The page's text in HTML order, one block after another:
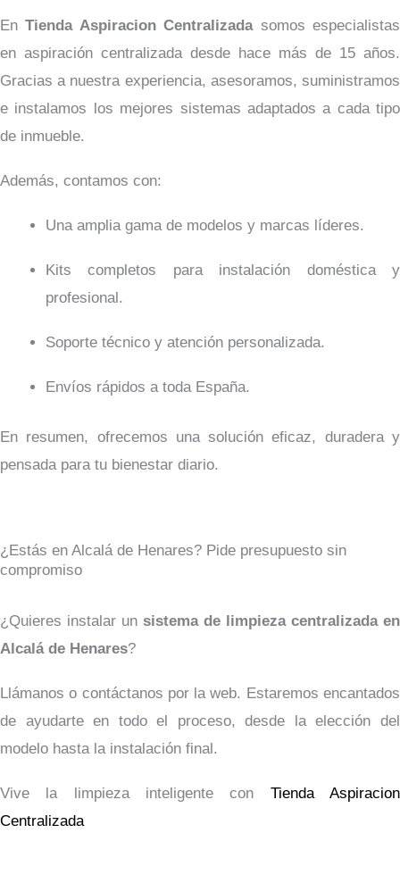
EnTienda Aspiracion Centralizadasomos especialistas
en aspiración centralizada desde hace más de 15 años.
Gracias a nuestra experiencia, asesoramos, suministramos
e instalamos los mejores sistemas adaptados a cada tipo
de inmueble.
Además, contamos con:
Una amplia gama de modelos y marcas líderes.
Kits completos para instalación doméstica y
profesional.
Soporte técnico y atención personalizada.
Envíos rápidos a toda España.
En resumen, ofrecemos una solución eficaz, duradera y
pensada para tu bienestar diario.
¿Estás en Alcalá de Henares? Pide presupuesto sin
compromiso
¿Quieres instalar un sistema de limpieza centralizada en
Alcalá de Henares?
Llámanos o contáctanos por la web. Estaremos encantados
de ayudarte en todo el proceso, desde la elección del
modelo hasta la instalación final.
Vive la limpieza inteligente con Tienda Aspiracion
Centralizada